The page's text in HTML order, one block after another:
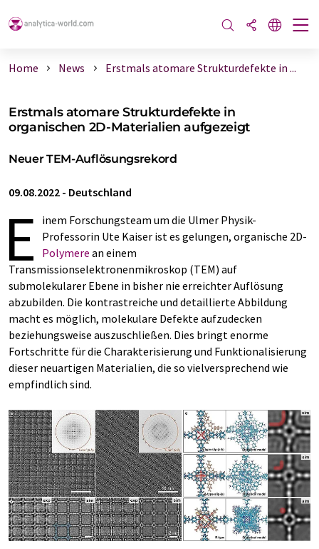
Home News Erstmals atomare Strukturdefekte in ...
Erstmals atomare Strukturdefekte in
organischen 2D-Materialien aufgezeigt
Neuer TEM-Auflösungsrekord
09.08.2022 - Deutschland
E
inem Forschungsteam um die Ulmer Physik-
Professorin Ute Kaiser ist es gelungen, organische 2D-
Polymere an einem
Transmissionselektronenmikroskop (TEM) auf
submolekularer Ebene in bisher nie erreichter Auflösung
abzubilden. Die kontrastreiche und detaillierte Abbildung
macht es möglich, molekulare Defekte aufzudecken
beziehungsweise auszuschließen. Dies bringt enorme
Fortschritte für die Charakterisierung und Funktionalisierung
dieser neuartigen Materialien, die so vielversprechend wie
empfindlich sind.